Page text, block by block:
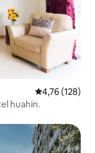
Средна
4,76 (128)
huahin.